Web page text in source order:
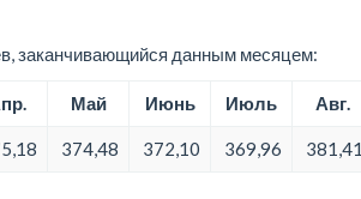
заканчивающийся данным месяцем:
Май Июнь Июль Авг.
374,48 372,10 369,96 381,41